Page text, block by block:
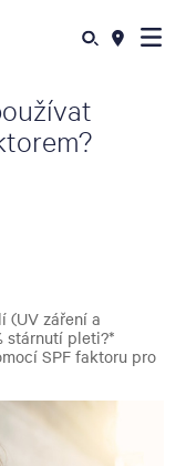
(UV záření a
stárnutí pleti?*
SPF faktoru pro